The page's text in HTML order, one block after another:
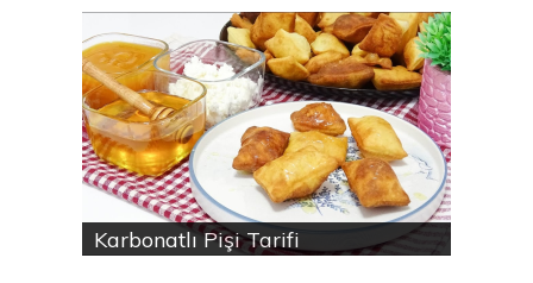
Karbonatlı Pişi Tarifi
Hodan bitkisinin faydaları
Yalancı Baklava Tarifi
Gökçesu Pilavı Tarifi
Nohutlu kereviz yemeği